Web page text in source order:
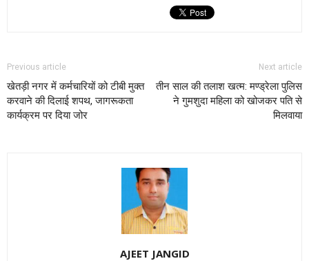
Previous article
खेतड़ी नगर में कर्मचारियों को टीबी मुक्त
करवाने की दिलाई शपथ, जागरूकता
कार्यक्रम पर दिया जोर
Next article
तीन साल की तलाश खत्म: मण्ड्रेला पुलिस
ने गुमशुदा महिला को खोजकर पति से
मिलवाया
AJEET JANGID